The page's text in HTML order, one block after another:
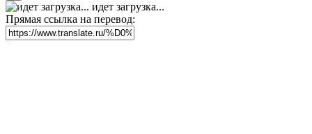
идет загрузка...
Прямая ссылка на перевод: